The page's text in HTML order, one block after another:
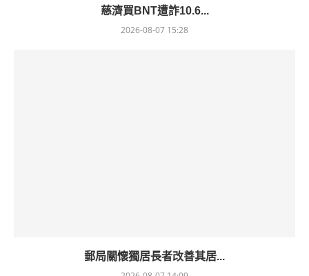
慈濟買BNT遭詐10.6...
2026-08-07 15:28
郵局關懷獨居長者改善其居...